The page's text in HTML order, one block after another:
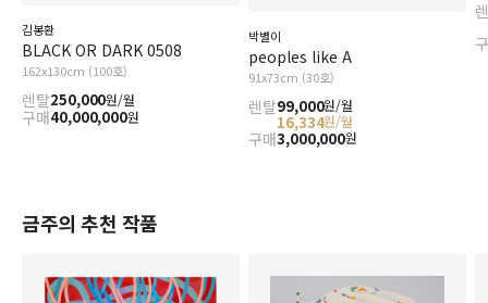
김봉환
BLACK OR DARK 0508
162x130cm (100호)
렌탈250,000원/월
구매40,000,000원
박별이
peoples like A
91x73cm (30호)
렌탈99,000원/월
16,334원/월
구매3,000,000원
금주의 추천 작품